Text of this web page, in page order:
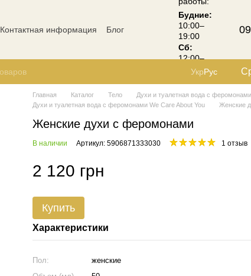
Контактная информация
Блог
Будние:
10:00–
19:00
Сб:
12:00–
18:00
УкрРус
Главная Каталог Тело
Духи и туалетная вода с феромонами
Духи и туалетная вода с феромонами We Care About You
Женские
Женские духи с феромонами
В наличии Артикул: 5906871333030 1 отзыв
2 120 грн
Купить
Характеристики
Пол:
женские